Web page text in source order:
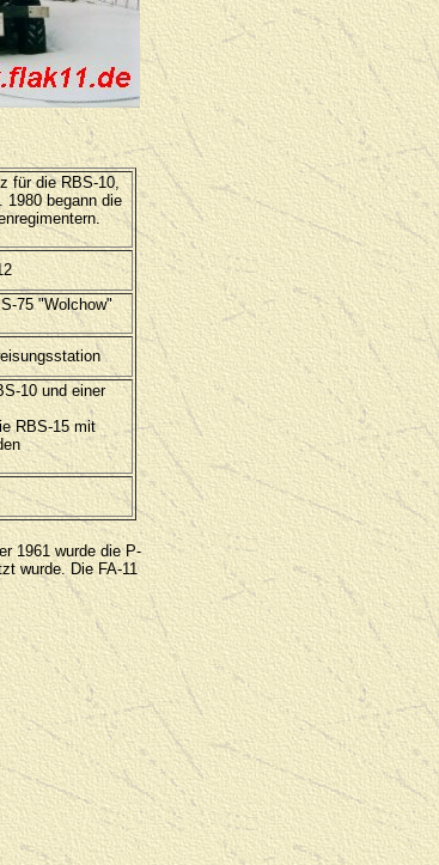
für die RBS-10,
1980 begann die
75 "Wolchow"
10 und einer
RBS-15 mit
1961 wurde die P-
wurde. Die FA-11